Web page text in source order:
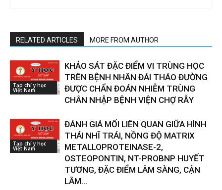
RELATED ARTICLES MORE FROM AUTHOR
Tạp chí y học
Việt Nam
KHẢO SÁT ĐẶC ĐIỂM VI TRÙNG HỌC
TRÊN BỆNH NHÂN ĐÁI THÁO ĐƯỜNG
ĐƯỢC CHẨN ĐOÁN NHIỄM TRÙNG
CHÂN NHẬP BỆNH VIỆN CHỢ RẪY
Tạp chí y học
Việt Nam
ĐÁNH GIÁ MỐI LIÊN QUAN GIỮA HÌNH
THÁI NHĨ TRÁI, NỒNG ĐỘ MATRIX
METALLOPROTEINASE-2,
OSTEOPONTIN, NT-PROBNP HUYẾT
TƯƠNG, ĐẶC ĐIỂM LÂM SÀNG, CẬN
LÂM...